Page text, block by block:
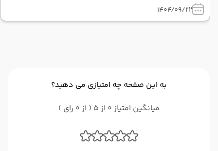
1404/09/22
به این صفحه چه امتیازی می دهید؟
میانگین امتیاز 0 از 5 ( از 0 رای )